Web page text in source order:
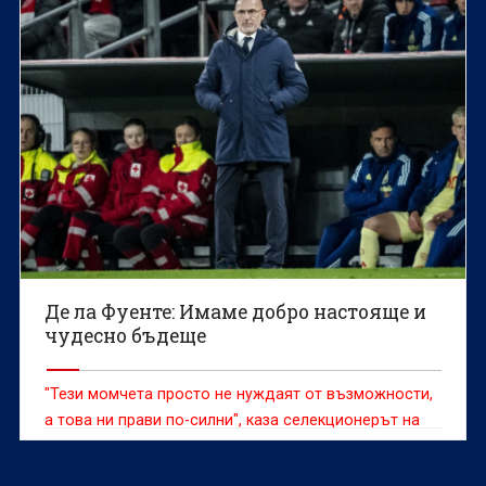
Де ла Фуенте: Имаме добро настояще и
чудесно бъдеще
"Тези момчета просто не нуждаят от възможности,
а това ни прави по-силни", каза селекционерът на
Испания